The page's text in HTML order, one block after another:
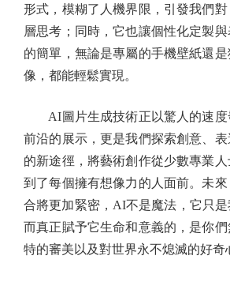
形式，模糊了人機界限，引發我們
層思考；同時，它也讓個性化定製
的簡單，無論是專屬的手機壁紙還
像，都能輕鬆實現。
AI圖片生成技術正以驚人的速度
前沿的展示，更是我們探索創意、
的新途徑，將藝術創作從少數專業
到了每個擁有想像力的人面前。未
合將更加緊密，AI不是魔法，它只是
而真正賦予它生命和意義的，是你
特的審美以及對世界永不熄滅的好奇